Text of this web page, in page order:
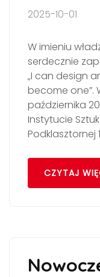
2025-10-01
W imieniu
serdecznie
„I can design
become one”.
października
Instytucie
Podklasztornej
CZYTAJ